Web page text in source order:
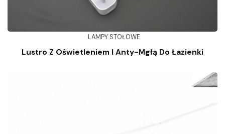
LAMPY STOŁOWE
Lustro Z Oświetleniem I Anty-Mgłą Do Łazienki